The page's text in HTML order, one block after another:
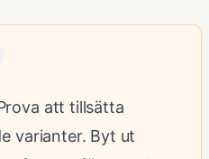
att tillsätta
varianter. Byt ut